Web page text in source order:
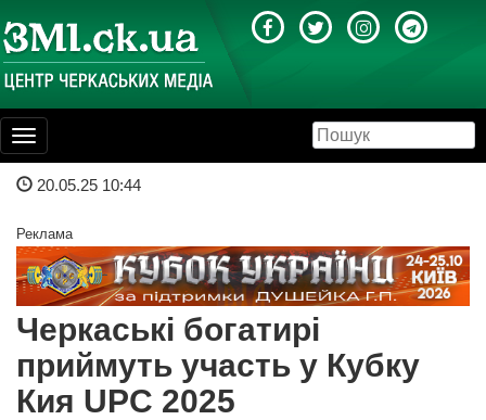
Toggle
navigation
20.05.25 10:44
Реклама
Черкаські богатирі
приймуть участь у Кубку
Кия UPC 2025